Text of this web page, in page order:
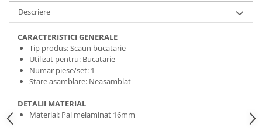
Descriere
CARACTERISTICI GENERALE
Tip produs: Scaun bucatarie
Utilizat pentru: Bucatarie
Numar piese/set: 1
Stare asamblare: Neasamblat
DETALII MATERIAL
Material: Pal melaminat 16mm